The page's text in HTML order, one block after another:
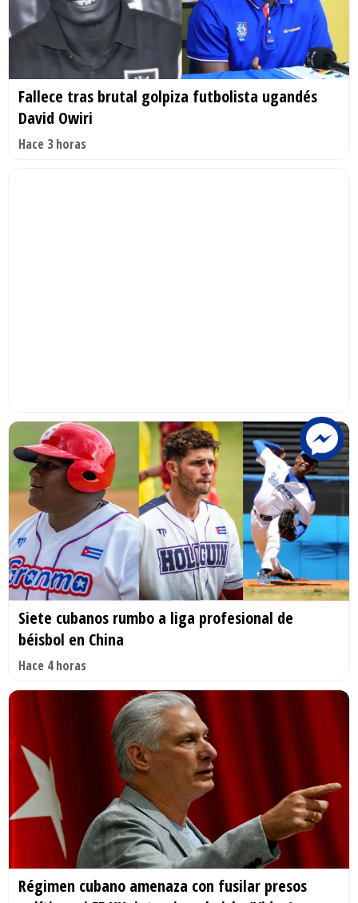
Fallece tras brutal golpiza futbolista ugandés
David Owiri
Hace 3 horas
Siete cubanos rumbo a liga profesional de
béisbol en China
Hace 4 horas
Régimen cubano amenaza con fusilar presos